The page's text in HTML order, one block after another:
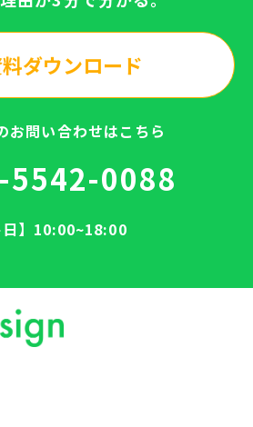
ダウンロード
お問い合わせはこちら
5542-0088
日】10:00~18:00